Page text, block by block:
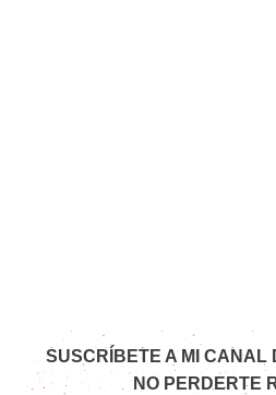
SUSCRÍBETE A MI CANAL
NO PERDERTE